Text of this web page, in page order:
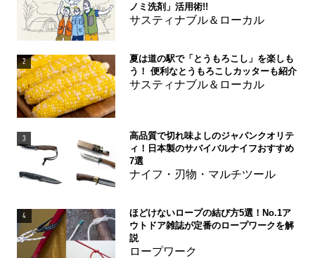
ノミ洗剤」活用術!!
サスティナブル＆ローカル
2
夏は道の駅で「とうもろこし」を楽しも
う！ 便利なとうもろこしカッターも紹介
サスティナブル＆ローカル
3
高品質で切れ味よしのジャパンクオリテ
ィ！日本製のサバイバルナイフおすすめ
7選
ナイフ・刃物・マルチツール
4
ほどけないロープの結び方5選！No.1ア
ウトドア雑誌が定番のロープワークを解
説
ロープワーク